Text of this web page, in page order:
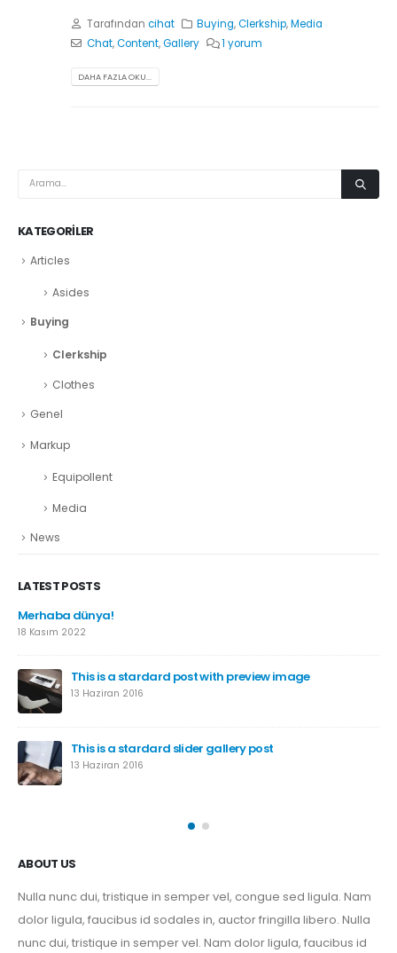
Tarafından cihat Buying,Clerkship,Media
Chat,Content,Gallery 1 yorum
DAHA FAZLA OKU...
KATEGORILER
Articles
Asides
Buying
Clerkship
Clothes
Genel
Markup
Equipollent
Media
News
LATEST POSTS
Merhaba dünya!
18 Kasım 2022
This is a stardard post with preview image
13 Haziran 2016
This is a stardard slider gallery post
13 Haziran 2016
ABOUT US
Nulla nunc dui, tristique in semper vel, congue sed ligula. Nam
dolor ligula, faucibus id sodales in, auctor fringilla libero. Nulla
nunc dui, tristique in semper vel. Nam dolor ligula, faucibus id